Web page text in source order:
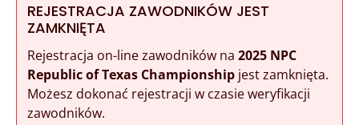
REJESTRACJA ZAWODNIKÓW JEST
ZAMKNIĘTA
Rejestracja on-line zawodników na 2025 NPC
Republic of Texas Championshipjest zamknięta.
Możesz dokonać rejestracji w czasie weryfikacji
zawodników.